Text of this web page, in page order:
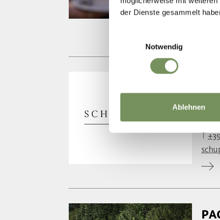
der Dienste gesammelt
Notwendig
Ablehnen
Il
T